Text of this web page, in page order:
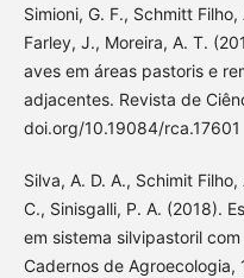
Simioni, G. F., Schmitt
Farley, J., Moreira, A. T.
aves em áreas pastoris e
adjacentes. Revista de
doi.org/10.19084/rca.17601
Silva, A. D. A., Schimit
C., Sinisgalli, P. A. (2018).
em sistema silvipastoril
Cadernos de Agroecologia,